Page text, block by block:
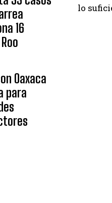
16
Oaxaca
para
lo